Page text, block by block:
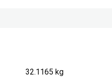
32.1165 kg